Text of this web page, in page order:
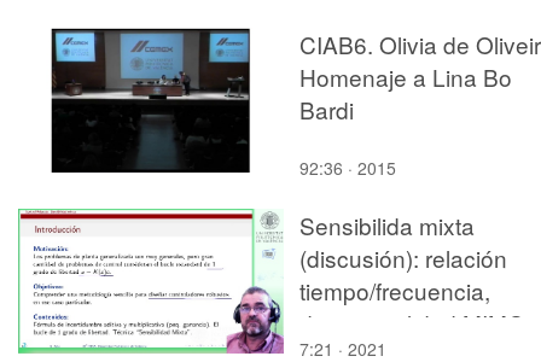
CIAB6. Olivia de
Homenaje a Lina Bo
Bardi
92:36 · 2015
Sensibilida mixta
(discusión): relación
tiempo/frecuencia,
direccionalidad MIMO
7:21 · 2021